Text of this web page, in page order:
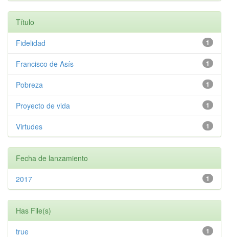
Título
1
Fidelidad
1
Francisco de Asís
1
Pobreza
1
Proyecto de vida
1
Virtudes
Fecha de lanzamiento
1
2017
Has File(s)
1
true